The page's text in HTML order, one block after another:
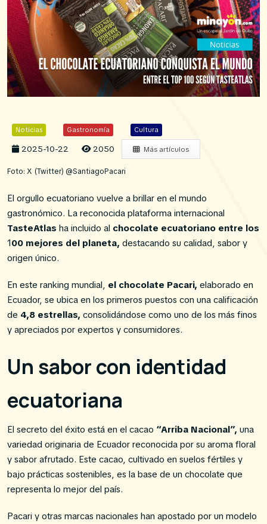
Noticias Gastronomía Cultura
2025-10-22 2050 Más artículos
Foto: X (Twitter) @SantiagoPacari
El orgullo ecuatoriano vuelve a brillar en el mundo
gastronómico. La reconocida plataforma internacional
TasteAtlas ha incluido al chocolate ecuatoriano entre los
100 mejores del planeta, destacando su calidad, sabor y
origen único.
En este ranking mundial, el chocolate Pacari, elaborado en
Ecuador, se ubica en los primeros puestos con una calificación
de 4,8 estrellas, consolidándose como uno de los más finos
y apreciados por expertos y consumidores.
Un sabor con identidad
ecuatoriana
El secreto del éxito está en el cacao “Arriba Nacional”, una
variedad originaria de Ecuador reconocida por su aroma floral
y sabor afrutado. Este cacao, cultivado en suelos fértiles y
bajo prácticas sostenibles, es la base de un chocolate que
representa lo mejor del país.
Pacari y otras marcas nacionales han apostado por un modelo